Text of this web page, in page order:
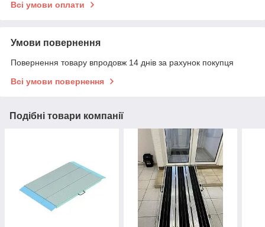
Всі умови оплати
Умови повернення
Повернення товару впродовж 14 днів за рахунок покупця
Всі умови повернення
Подібні товари компанії